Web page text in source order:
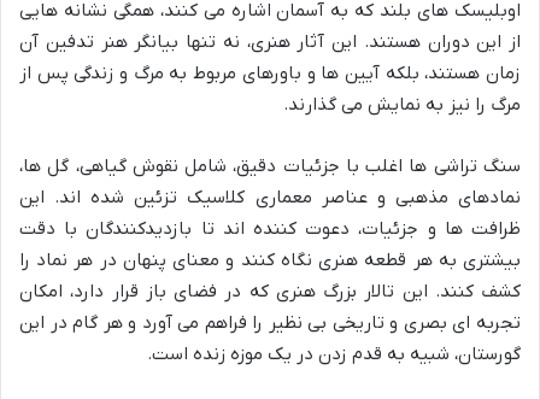
اوبلیسک های بلند که به آسمان اشاره می کنند، همگی نشانه هایی
از این دوران هستند. این آثار هنری، نه تنها بیانگر هنر تدفین آن
زمان هستند، بلکه آیین ها و باورهای مربوط به مرگ و زندگی پس از
مرگ را نیز به نمایش می گذارند.
سنگ تراشی ها اغلب با جزئیات دقیق، شامل نقوش گیاهی، گل ها،
نمادهای مذهبی و عناصر معماری کلاسیک تزئین شده اند. این
ظرافت ها و جزئیات، دعوت کننده اند تا بازدیدکنندگان با دقت
بیشتری به هر قطعه هنری نگاه کنند و معنای پنهان در هر نماد را
کشف کنند. این تالار بزرگ هنری که در فضای باز قرار دارد، امکان
تجربه ای بصری و تاریخی بی نظیر را فراهم می آورد و هر گام در این
گورستان، شبیه به قدم زدن در یک موزه زنده است.